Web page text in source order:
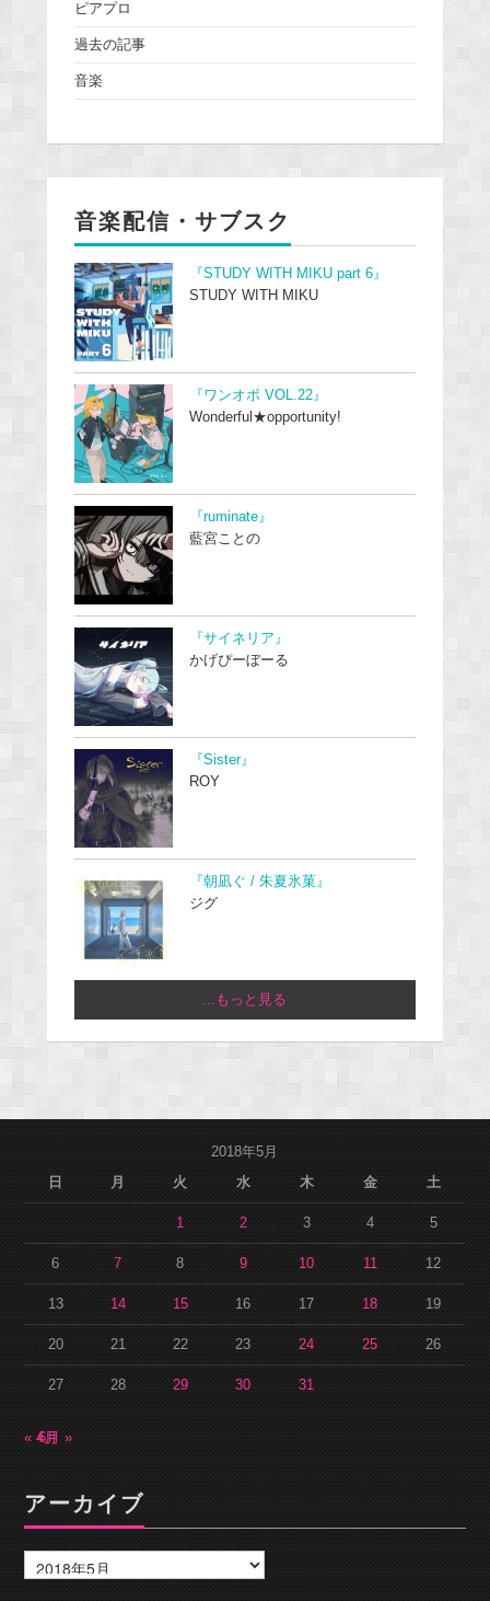
ピアプロ
過去の記事
音楽
音楽配信・サブスク
『STUDY WITH MIKU part 6』
STUDY WITH MIKU
『ワンオポ VOL.22』
Wonderful★opportunity!
『ruminate』
藍宮ことの
『サイネリア』
かげぴーぼーる
『Sister』
ROY
『朝凪ぐ / 朱夏氷菓』
ジグ
...もっと見る
2018年5月
日
月 火 水 木 金 土
1 2 3 4 5
6 7 8 9 10 11 12
13 14 15 16 17 18 19
20 21 22 23 24 25 26
27 28 29 30 31
« 4月6月 »
アーカイブ
ー
カ